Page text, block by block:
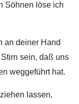
Söhnen löse ich
an deiner Hand
sein, daß uns
weggeführt hat.
lassen,